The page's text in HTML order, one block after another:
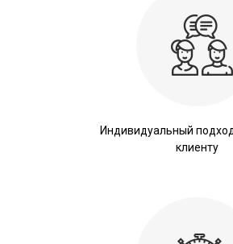
Индивидуальный
клиенту